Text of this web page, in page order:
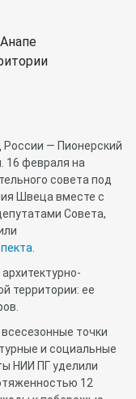
России — Пионерский
16 февраля на
совета под
Швеца вместе с
Совета,
территории: ее
точки
и социальные
НИИ ПГ уделили
12